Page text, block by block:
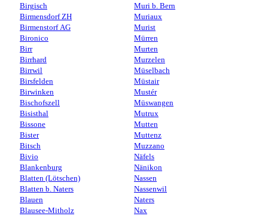
Birgisch
Birmensdorf ZH
Birmenstorf AG
Bironico
Birr
Birrhard
Birrwil
Birsfelden
Birwinken
Bischofszell
Bisisthal
Bissone
Bister
Bitsch
Bivio
Blankenburg
Blatten (Lötschen)
Blatten b. Naters
Blauen
Blausee-Mitholz
Muri b. Bern
Muriaux
Murist
Mürren
Murten
Murzelen
Müselbach
Müstair
Mustér
Müswangen
Mutrux
Mutten
Muttenz
Muzzano
Näfels
Nänikon
Nassen
Nassenwil
Naters
Nax